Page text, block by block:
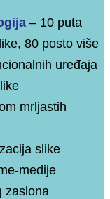
– 10 puta
80 posto više
uređaja
mrljastih
slike
medije
zaslona